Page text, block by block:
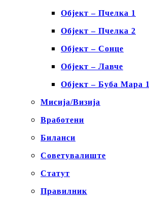
Објект – Пчелка 1
Објект – Пчелка 2
Објект – Сонце
Објект – Лавче
Објект – Буба Мара 1
Мисија/Визија
Вработени
Биланси
Советувалиште
Статут
Правилник